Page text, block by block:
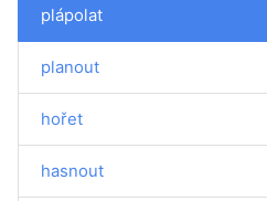
plápolat
planout
hořet
hasnout